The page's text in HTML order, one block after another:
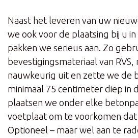
Naast het leveren van uw
we ook voor de plaatsing bij u
pakken we serieus aan. Zo
bevestigingsmateriaal van
nauwkeurig uit en zette we de
minimaal 75 centimeter diep in
plaatsen we onder elke
voetplaat om te voorkomen dat
Optioneel – maar wel aan te